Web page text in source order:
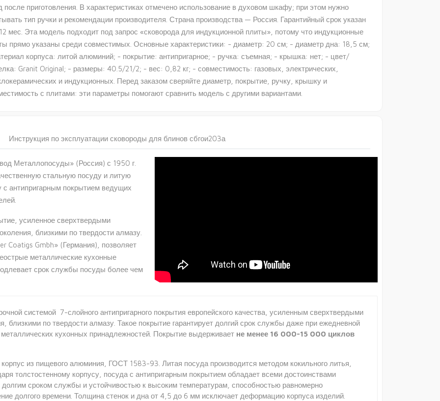
после приготовления. В характеристиках отмечено использование в духовом шкафу; при этом нужно
тип ручки и рекомендации производителя. Страна производства — Россия. Гарантийный срок указан
мес. Эта модель подходит под запрос «сковорода для индукционной плиты», потому что индукционные
прямо указаны среди совместимых. Основные характеристики: - диаметр: 20 см; - диаметр дна: 18,5 см;
корпуса: литой алюминий; - покрытие: антипригарное; - ручка: съемная; - крышка: нет; - цвет/
Granit Original; - размеры: 40.5/21/2; - вес: 0,82 кг; - совместимость: газовых, электрических,
и индукционных. Перед заказом сверяйте диаметр, покрытие, ручку, крышку и
с плитами: эти параметры помогают сравнить модель с другими вариантами.
Инструкция по эксплуатации сковороды для блинов сбгои203а
Металлопосуды» (Россия) с 1950 г.
стальную посуду и литую
антипригарным покрытием ведущих
усиленное сверхтвердыми
близкими по твердости алмазу.
Coatigs Gmbh» (Германия), позволяет
металлические кухонные
срок службы посуды более чем
системой 7-слойного антипригарного покрытия европейского качества, усиленным сверхтвердыми
близкими по твердости алмазу. Такое покрытие гарантирует долгий срок службы даже при ежедневной
кухонных принадлежностей. Покрытие выдерживает не менее 16 000-15 000 циклов
из пищевого алюминия, ГОСТ 1583-93. Литая посуда производится методом кокильного литья,
толстостенному корпусу, посуда с антипригарным покрытием обладает всеми достоинствами
сроком службы и устойчивостью к высоким температурам, способностью равномерно
долгого времени. Толщина стенок и дна от 4,5 до 6 мм исключает деформацию корпуса изделий.